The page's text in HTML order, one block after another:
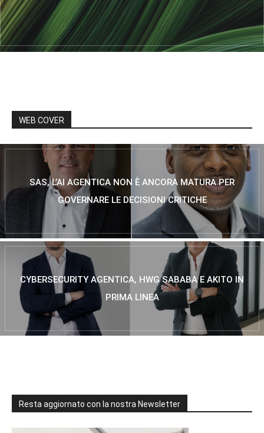
WEB COVER
SAS, L’AI AGENTICA NON È ANCORA MATURA PER
GOVERNARE LE DECISIONI CRITICHE
CYBERSECURITY AGENTICA, HWG SABABA E AKITO IN
PRIMA LINEA
Resta aggiornato con la nostra Newsletter